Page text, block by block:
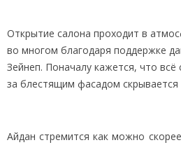
Открытие салона проходит в
во многом благодаря поддержке
Зейнеп. Поначалу кажется, что всё
за блестящим фасадом скрывается
Айдан стремится как можно